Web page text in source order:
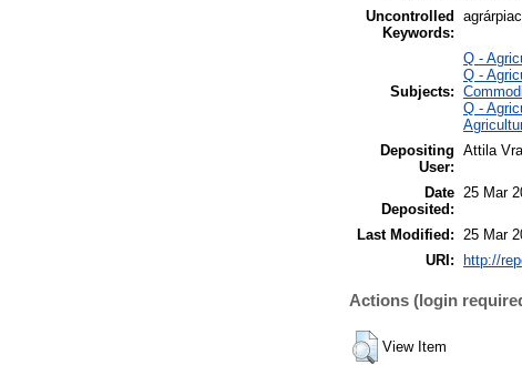
Uncontrolled
Keywords:
Subjects:
Q -
Q -
Q -
Depositing
User:
Attila
Date
Deposited:
25 Mar
Last Modified:
25 Mar
URI: http://
Actions (login
View Item